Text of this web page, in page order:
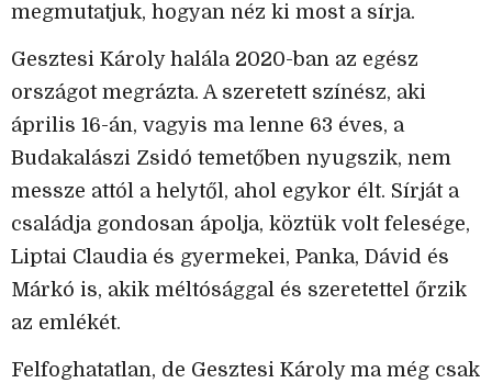
megmutatjuk, hogyan néz ki most a sírja.
Gesztesi Károly halála 2020-ban az egész
országot megrázta. A szeretett színész, aki
április 16-án, vagyis ma lenne 63 éves, a
Budakalászi Zsidó temetőben nyugszik, nem
messze attól a helytől, ahol egykor élt. Sírját a
családja gondosan ápolja, köztük volt felesége,
Liptai Claudia és gyermekei, Panka, Dávid és
Márkó is, akik méltósággal és szeretettel őrzik
az emlékét.
Felfoghatatlan, de Gesztesi Károly ma még csak